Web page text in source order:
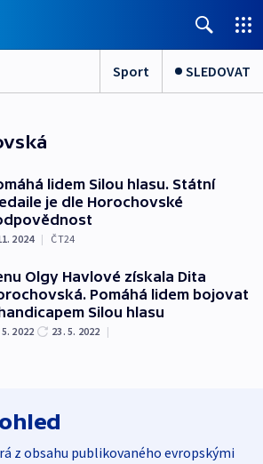
Sport SLEDOVAT
lidem Silou hlasu. Státní
je dle Horochovské
2024 | ČT24
Olgy Havlové získala Dita
Pomáhá lidem bojovat
Silou hlasu
5. 2022 23. 5. 2022 |
z obsahu publikovaného evropskými